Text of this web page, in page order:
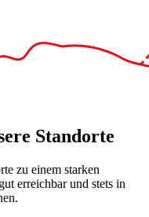
Standorte
zu einem starken
erreichbar und stets in